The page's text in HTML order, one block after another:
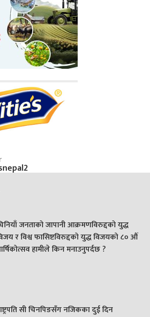
जनताको जापानी आक्रमणविरुद्दको युद्ध
र विश्व फासिष्टविरुद्दको युद्ध विजयको ८० औं
हामीले किन मनाउनुपर्दछ ?
सी चिनपिङसँग नजिकका दुई दिन